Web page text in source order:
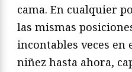
cama. En cualquier
las mismas
incontables veces en
niñez hasta ahora,